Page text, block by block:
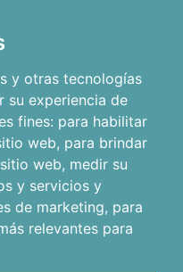
y otras tecnologías
su experiencia de
fines: para habilitar
web, para brindar
web, medir su
y servicios y
de marketing, para
relevantes para